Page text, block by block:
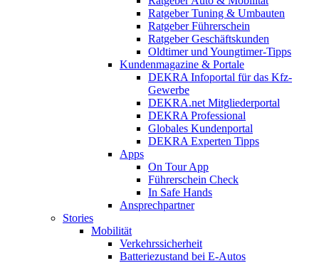
Ratgeber Tuning & Umbauten
Ratgeber Führerschein
Ratgeber Geschäftskunden
Oldtimer und Youngtimer-Tipps
Kundenmagazine & Portale
DEKRA Infoportal für das Kfz-
Gewerbe
DEKRA.net Mitgliederportal
DEKRA Professional
Globales Kundenportal
DEKRA Experten Tipps
Apps
On Tour App
Führerschein Check
In Safe Hands
Ansprechpartner
Stories
Mobilität
Verkehrssicherheit
Batteriezustand bei E-Autos